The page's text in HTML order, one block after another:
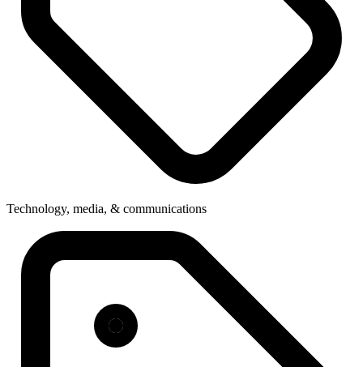
Technology, media, & communications